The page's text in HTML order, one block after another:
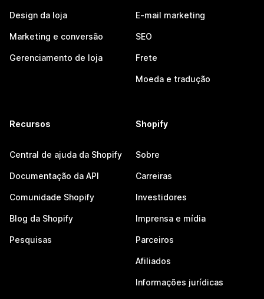
Design da loja
Marketing e conversão
Gerenciamento de loja
E-mail marketing
SEO
Frete
Moeda e tradução
Recursos
Central de ajuda da Shopify
Documentação da API
Comunidade Shopify
Blog da Shopify
Pesquisas
Shopify
Sobre
Carreiras
Investidores
Imprensa e mídia
Parceiros
Afiliados
Informações jurídicas